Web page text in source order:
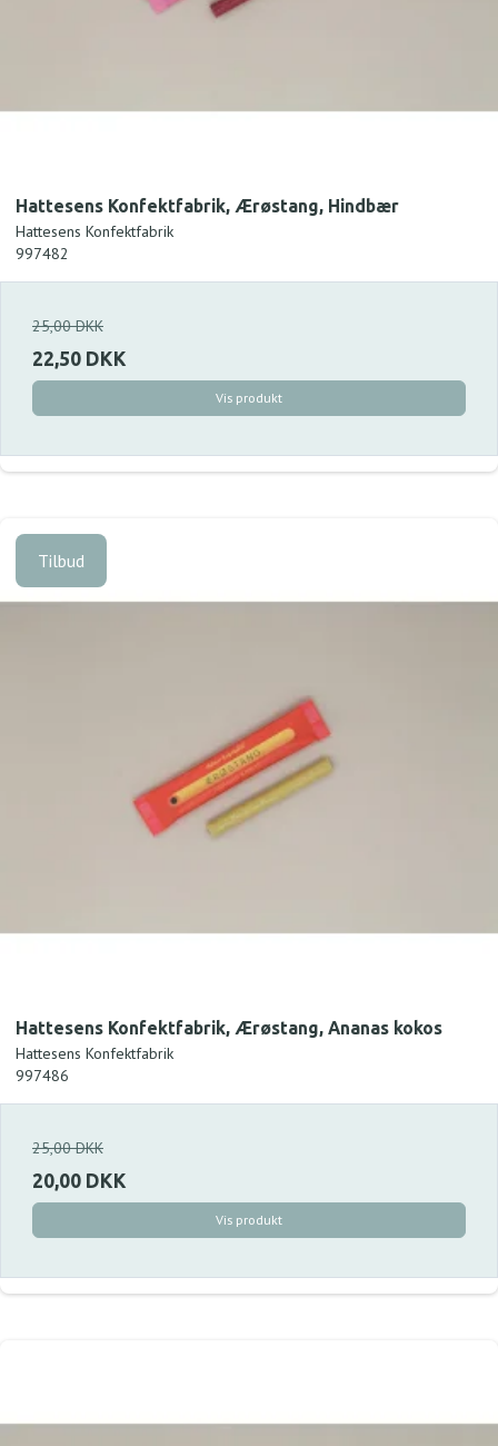
Hattesens Konfektfabrik, Ærøstang, Hindbær
Hattesens Konfektfabrik
997482
25,00 DKK
22,50 DKK
Vis produkt
Tilbud
Hattesens Konfektfabrik, Ærøstang, Ananas kokos
Hattesens Konfektfabrik
997486
25,00 DKK
20,00 DKK
Vis produkt